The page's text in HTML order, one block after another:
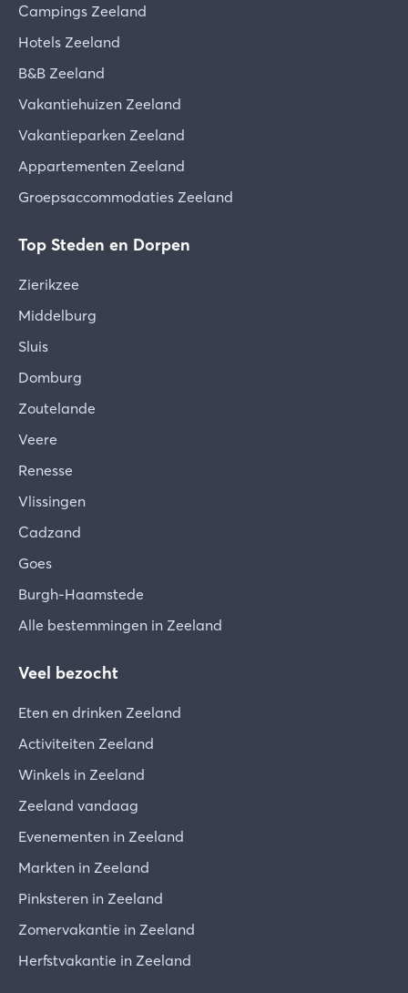
Campings Zeeland
Hotels Zeeland
B&B Zeeland
Vakantiehuizen Zeeland
Vakantieparken Zeeland
Appartementen Zeeland
Groepsaccommodaties Zeeland
Top Steden en Dorpen
Zierikzee
Middelburg
Sluis
Domburg
Zoutelande
Veere
Renesse
Vlissingen
Cadzand
Goes
Burgh-Haamstede
Alle bestemmingen in Zeeland
Veel bezocht
Eten en drinken Zeeland
Activiteiten Zeeland
Winkels in Zeeland
Zeeland vandaag
Evenementen in Zeeland
Markten in Zeeland
Pinksteren in Zeeland
Zomervakantie in Zeeland
Herfstvakantie in Zeeland